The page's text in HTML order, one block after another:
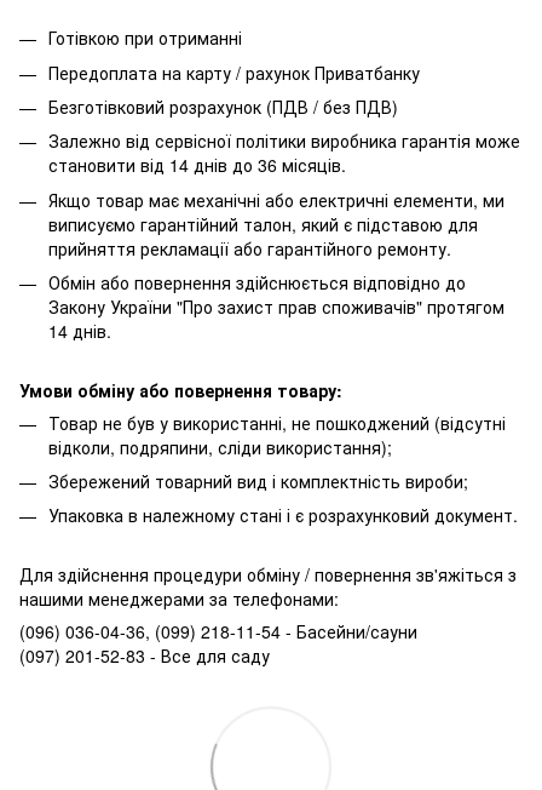
Готівкою при отриманні
Передоплата на карту / рахунок Приватбанку
Безготівковий розрахунок (ПДВ / без ПДВ)
Залежно від сервісної політики виробника гарантія може
становити від 14 днів до 36 місяців.
Якщо товар має механічні або електричні елементи, ми
виписуємо гарантійний талон, який є підставою для
прийняття рекламації або гарантійного ремонту.
Обмін або повернення здійснюється відповідно до
Закону України "Про захист прав споживачів" протягом
14 днів.
Умови обміну або повернення товару:
Товар не був у використанні, не пошкоджений (відсутні
відколи, подряпини, сліди використання);
Збережений товарний вид і комплектність вироби;
Упаковка в належному стані і є розрахунковий документ.
Для здійснення процедури обміну / повернення зв'яжіться з
нашими менеджерами за телефонами:
(096) 036-04-36, (099) 218-11-54 - Басейни/сауни
(097) 201-52-83 - Все для саду